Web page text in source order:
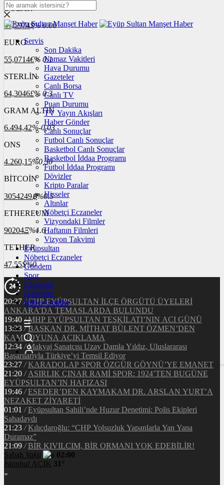
DOLAR
47,5974$% 0.06
EURO
55,0714€% 0.1
STERLİN
64,3046£% 0.3
GRAM ALTIN
6.494,42%-0,03
ONS
4.260,15%0,30
BİTCOİN
3054249฿%0.5
ETHEREUM
90204Ξ%1.6
TETHER
47.55$%0
Servis
Son Dakika
Namaz Vakitleri
Hava Durumu
Gazeteler
Canlı Borsa
Canlı TV
Puan Durumu
TV Yayın Akışları
Haber Gönder
Canlı Sonuçlar
Futbol Canlı Sonuçlar
Basketbol Canlı Sonuçlar
Basketbol İddaa Programı
Futbol İddaa Programı
Dövizler
Kripto Paralar
Hisseler
Altınlar
Nöbetçi Eczaneler
Vizyondaki Filmler
Haftanın Filmleri
Vizyon Takvimi
Eyüpsultan
Nöbetçi Eczaneler
Gündem
Spor
Ekonomi
Gazeteler
Haber Gönder
20:37 / CHP EYÜPSULTAN İLÇE ÖRGÜTÜ ÜYELERİ
ANKARA’DA TEMASLARDA BULUNDU
19:40 / MHP EYÜPSULTAN TEŞKİLATI’NIN ACI GÜNÜ
13:33 / BAŞKAN DR. MİTHAT BÜLENT ÖZMEN’DEN
KAMUOYUNA AÇIKLAMA
12:34 / Makyaj Sanatçısı Uzay Damla Yıldız, Uluslararası
Başarılarıyla Türkiye’yi Temsil Ediyor
23:27 / KARADOLAP SPOR ÖZGÜR GÖYNÜ’YE EMANET
21:20 / ASIRLIK ÇINAR RAMİ SPOR: 1924’TEN BUGÜNE
EYÜPSULTAN’IN HAFIZASI
19:46 / ESEDER’DEN KAYMAKAM DR. ARSLAN YURT’A
NEZAKET ZİYARETİ
01:01 / Eyüpsultan Sahili’nde Huzur Denetimi: Polis Ekipleri
Sahadaydı
21:23 / Kılıçdaroğlu: “CHP Yolsuzluk Yapanlarla Yan Yana
Duramaz”
21:09 / BİR KIVILCIM, BİR ORMANI YOK EDEBİLİR!
Sabah Vakti
02:00
İstanbul AÇIK 31°